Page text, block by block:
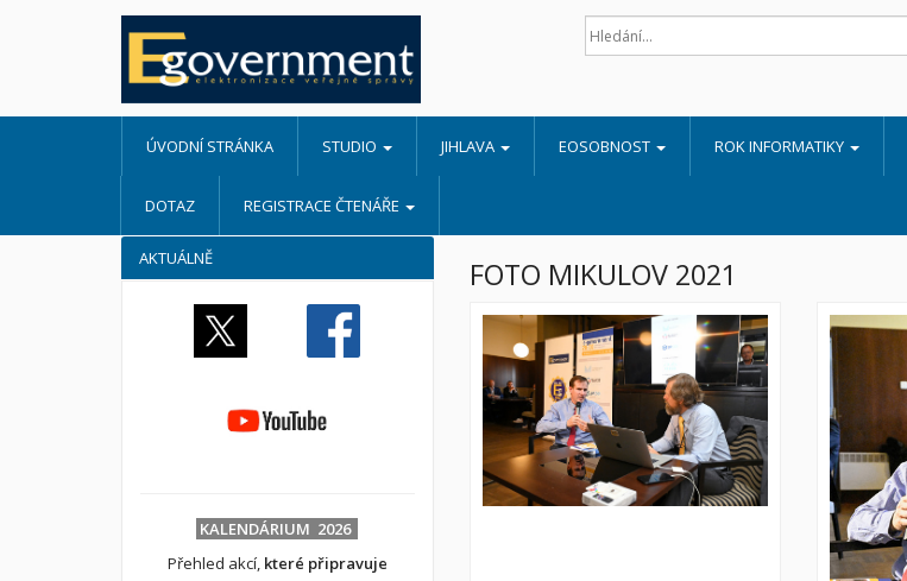
ÚVODNÍ STRÁNKA STUDIO JIHLAVA EOSOBNOST ROK INFORMATIKY
DOTAZ REGISTRACE ČTENÁŘE
FOTO MIKULOV 2021
AKTUÁLNĚ
KALENDÁRIUM 2026
Přehled akcí, které připravuje